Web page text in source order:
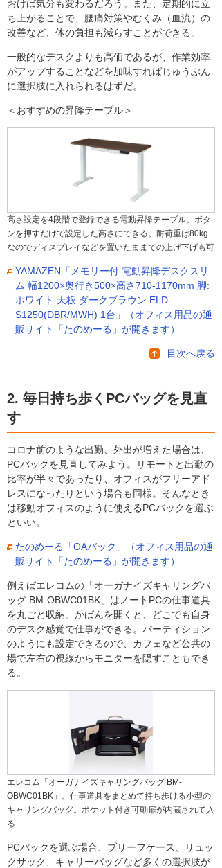
おけば気分も変わるだろう。また、定期的に立
ち上がることで、腰痛対策やむくみ（血流）の
改善など、体の負担も減らすことができる。
一般的なデスクよりも高価であるが、作業効率
がアップすることなどを加味すればじゅうぶん
に選択肢に入れられるはずだ。
＜おすすめの昇降テーブル＞
高さ設定を4段階で登録できる電動昇降テーブル。ボタ
ンを押すだけで設定した高さにできる。耐荷重は80kg
なのでディスプレイなどを置いたままでの上げ下げも可
YAMAZEN「メモリー付 電動昇降デスクスリ
ム 幅1200×奥行き500×高さ710-1170mm 脚:
ホワイト 天板:ダークブラウン ELD-
S1250(DBR/MWH) 1台」（オフィス用品の通
販サイト「たのめーる」が開きます）
目次へ戻る
2. 毎日持ち歩くPCバッグを見直
す
コロナ前のような出勤、外出が増えた場合は、
PCバックを見直してみよう。リモートと出勤の
比率が半々であったり、オフィスがフリーアド
レスになったりという場合も同様。そんなとき
は移動オフィスのように使えるPCバックを選ぶ
といい。
たのめーる「OAバック」（オフィス用品の通
販サイト「たのめーる」が開きます）
例えばエレコムの「オーガナイズキャリングバ
ッグ BM-OBWC01BK」はノートPCの仕事道具
を丸ごと収納。かばんを開くと、どこでも自身
のデスク感覚で仕事ができる。パーティション
のようにも設定できるので、カフェなど公共の
場で左右の視線からモニターを隠すこともでき
る。
エレコム「オーガナイズキャリングバッグ BM-
OBWC01BK」。仕事道具をまとめて持ち歩ける小型の
キャリングバッグ。ポケット付き可動扉が内蔵されて入
る
PCバックを選ぶ場合、ブリーフケース、リュッ
クサック、キャリーバッグなど多くの選択肢が